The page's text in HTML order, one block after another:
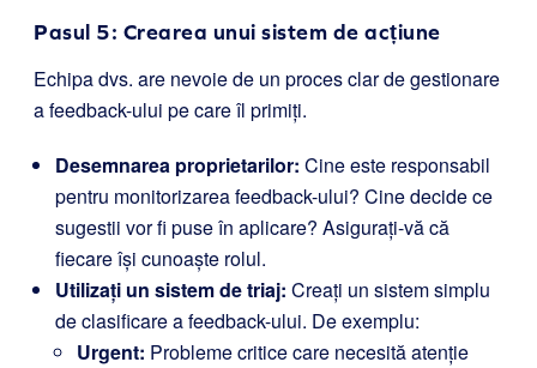
Pasul 5: Crearea unui sistem de acțiune
Echipa dvs. are nevoie de un proces clar de gestionare
a feedback-ului pe care îl primiți.
Desemnarea proprietarilor: Cine este responsabil
pentru monitorizarea feedback-ului? Cine decide ce
sugestii vor fi puse în aplicare? Asigurați-vă că
fiecare își cunoaște rolul.
Utilizați un sistem de triaj: Creați un sistem simplu
de clasificare a feedback-ului. De exemplu:
Urgent: Probleme critice care necesită atenție